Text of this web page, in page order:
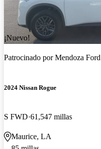
¡Nuevo!
Patrocinado porMendoza Ford
2024 Nissan Rogue
S FWD 61,547 millas
Maurice, LA